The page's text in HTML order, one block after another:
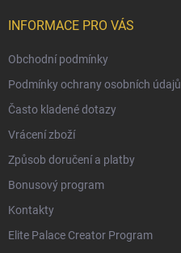
INFORMACE PRO VÁS
Obchodní podmínky
Podmínky ochrany osobních údajů
Často kladené dotazy
Vrácení zboží
Způsob doručení a platby
Bonusový program
Kontakty
Elite Palace Creator Program